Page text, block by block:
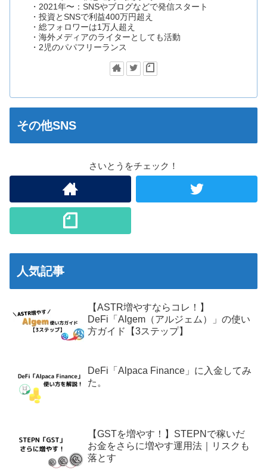
・2021年〜：SNSやブログなどで発信スタート
・投資とSNSで利益400万円超え
・総フォロワーは1万人超え
・海外メディアのライターとしても活動
・2児のパパフリーランス
その他SNS
さいとうをチェック！
人気記事
【ASTR増やすならコレ！】
DeFi「Algem（アルジェム）」の使い
方ガイド【3ステップ】
DeFi「Alpaca Finance」に入金してみ
た。
【GSTを増やす！】STEPNで稼いだ
お金をさらに増やす運用法｜リスクも
落とす